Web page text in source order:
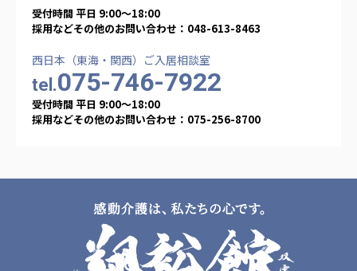
受付時間 平日 9:00〜18:00
採用などその他のお問い合わせ：048-613-8463
西日本（東海・関西）ご入居相談室
tel.075-746-7922
受付時間 平日 9:00〜18:00
採用などその他のお問い合わせ：075-256-8700